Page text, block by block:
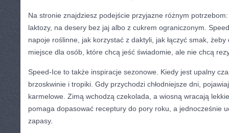
Na stronie znajdziesz podejście przyjazne różnym
laktozy, na desery bez jaj albo z cukrem ograniczonym.
napoje roślinne, jak korzystać z daktyli, jak łączyć smak, żeby
miejsce dla osób, które chcą jeść świadomie, ale nie chcą
Speed-Ice to także inspiracje sezonowe. Kiedy jest upalny
brzoskwinie i tropiki. Gdy przychodzi chłodniejsze dni,
karmelowe. Zimą wchodzą czekolada, a wiosną wracają
pomaga dopasować receptury do pory roku, a jednocześnie
zapasy.